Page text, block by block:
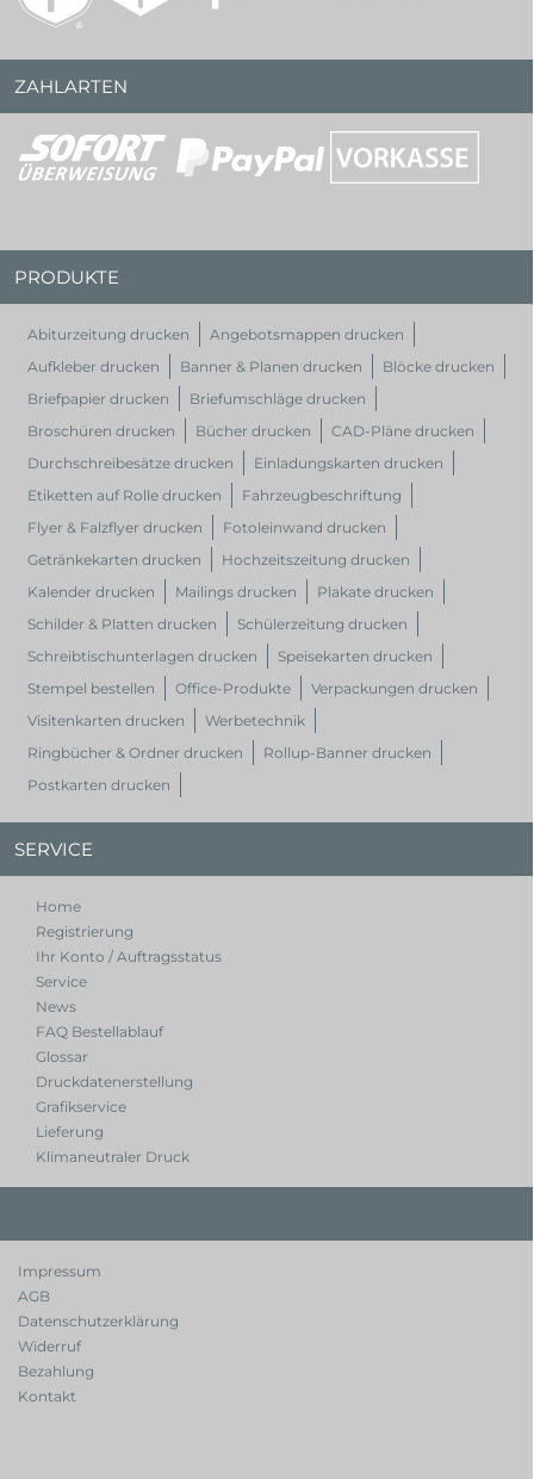
ZAHLARTEN
PRODUKTE
Abiturzeitung drucken
Angebotsmappen drucken
Aufkleber drucken
Banner & Planen drucken
Blöcke drucken
Briefpapier drucken
Briefumschläge drucken
Broschüren drucken
Bücher drucken
CAD-Pläne drucken
Durchschreibesätze drucken
Einladungskarten drucken
Etiketten auf Rolle drucken
Fahrzeugbeschriftung
Flyer & Falzflyer drucken
Fotoleinwand drucken
Getränkekarten drucken
Hochzeitszeitung drucken
Kalender drucken
Mailings drucken
Plakate drucken
Schilder & Platten drucken
Schülerzeitung drucken
Schreibtischunterlagen drucken
Speisekarten drucken
Stempel bestellen
Office-Produkte
Verpackungen drucken
Visitenkarten drucken
Werbetechnik
Ringbücher & Ordner drucken
Rollup-Banner drucken
Postkarten drucken
SERVICE
Home
Registrierung
Ihr Konto / Auftragsstatus
Service
News
FAQ Bestellablauf
Glossar
Druckdatenerstellung
Grafikservice
Lieferung
Klimaneutraler Druck
Impressum
AGB
Datenschutzerklärung
Widerruf
Bezahlung
Kontakt